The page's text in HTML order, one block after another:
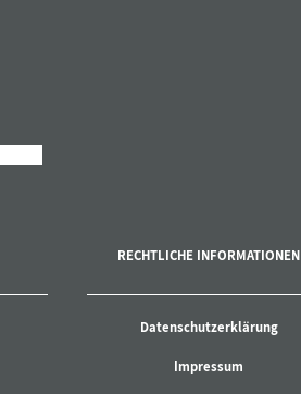
RECHTLICHE INFORMATIONEN
Datenschutzerklärung
Impressum